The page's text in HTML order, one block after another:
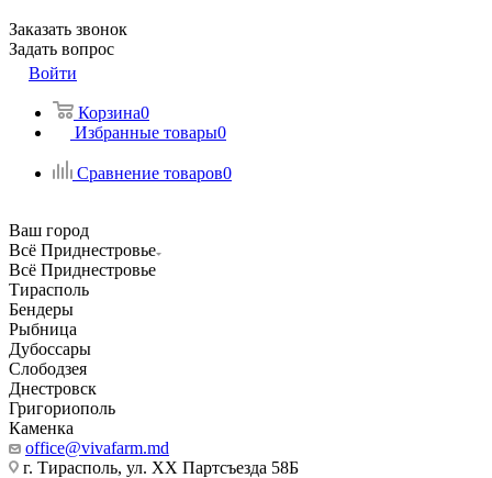
Заказать звонок
Задать вопрос
Войти
Корзина0
Избранные товары0
Сравнение товаров0
Ваш город
Всё Приднестровье
Всё Приднестровье
Тирасполь
Бендеры
Рыбница
Дубоссары
Слободзея
Днестровск
Григориополь
Каменка
office@vivafarm.md
г. Тирасполь, ул. ХХ Партсъезда 58Б